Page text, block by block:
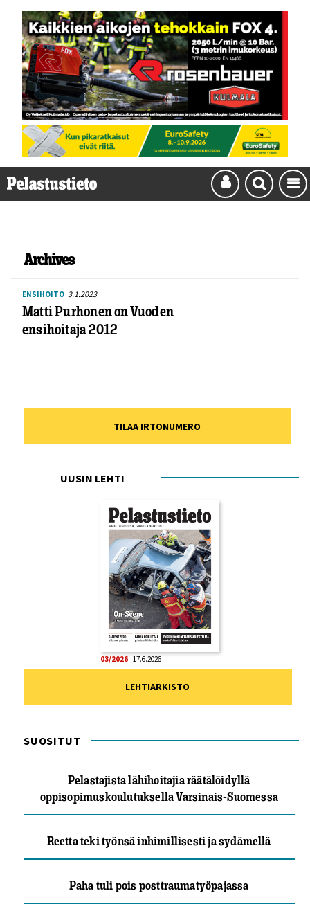
Archives
ENSIHOITO 3.1.2023
Matti Purhonen on Vuoden
ensihoitaja 2012
TILAA IRTONUMERO
UUSIN LEHTI
03/2026 17.6.2026
LEHTIARKISTO
SUOSITUT
Pelastajista lähihoitajia räätälöidyllä
oppisopimuskoulutuksella Varsinais-Suomessa
Reetta teki työnsä inhimillisesti ja sydämellä
Paha tuli pois posttraumatyöpajassa